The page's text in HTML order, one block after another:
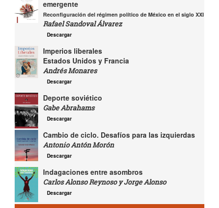
emergente
Reconfiguración del régimen político de México en el siglo XXI
Rafael Sandoval Álvarez
Descargar
Imperios liberales
Estados Unidos y Francia
Andrés Monares
Descargar
Deporte soviético
Gabe Abrahams
Descargar
Cambio de ciclo. Desafíos para las izquierdas
Antonio Antón Morón
Descargar
Indagaciones entre asombros
Carlos Alonso Reynoso y Jorge Alonso
Descargar